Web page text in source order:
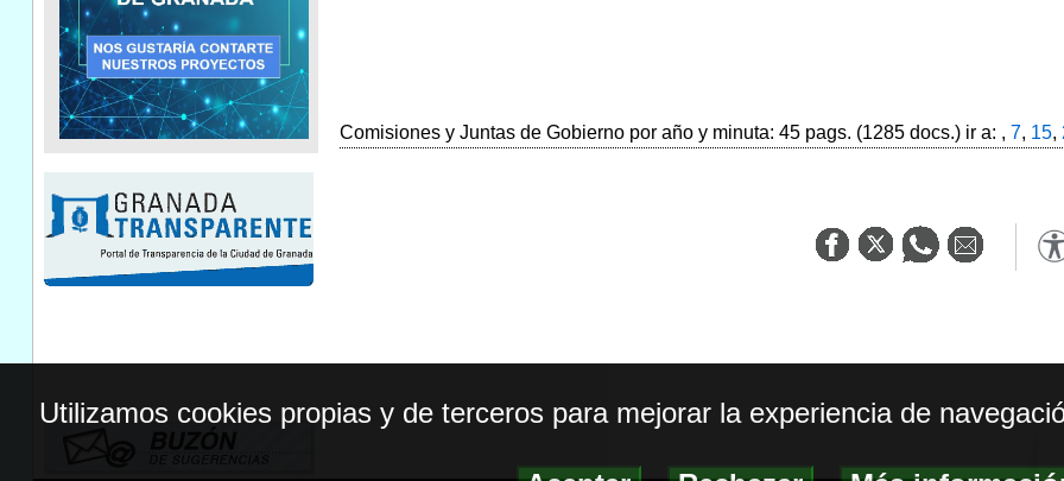
Comisiones y Juntas de Gobierno por año y minuta: 45 pags. (1285 docs.) ir a: , 7, 15,
Utilizamos cookies propias y de terceros para mejorar la experiencia de